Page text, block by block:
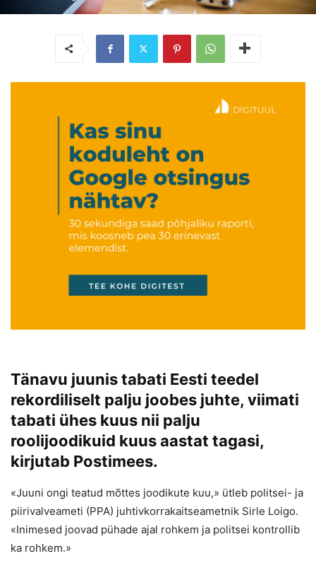
Tänavu juunis tabati Eesti teedel
rekordiliselt palju joobes juhte, viimati
tabati ühes kuus nii palju
roolijoodikuid kuus aastat tagasi,
kirjutab Postimees.
«Juuni ongi teatud mõttes joodikute kuu,» ütleb politsei- ja
piirivalveameti (PPA) juhtivkorrakaitseametnik Sirle Loigo.
«Inimesed joovad pühade ajal rohkem ja politsei kontrollib
ka rohkem.»